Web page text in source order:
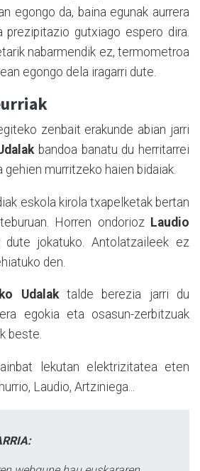
egongo da, baina egunak aurrera
prezipitazio gutxiago espero dira.
nabarmendik ez, termometroa
egongo dela iragarri dute.
zenbait erakunde abian jarri
bandoa banatu du herritarrei
murritzeko haien bidaiak.
eskola kirola txapelketak bertan
Horren ondorioz Laudio
jokatuko. Antolatzaileek ez
den.
Udalaktalde berezia jarri du
egokia eta osasun-zerbitzuak
beste.
lekutan elektrizitatea eten
Laudio, Artziniega...